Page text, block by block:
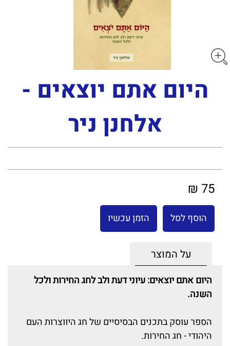
היום אתם יוצאים -
אלחנן ניר
75 ₪
הוסף לסל הזמן עכשיו
על המוצר
היום אתם יוצאים: עיוני דעת ולב לחג החירות ולכל
השנה.
הספר עוסק בתכנים הבסיסיים של חג היווצרות העם
היהודי - חג החירות.